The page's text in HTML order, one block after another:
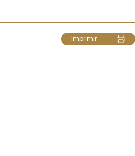
Imprimir